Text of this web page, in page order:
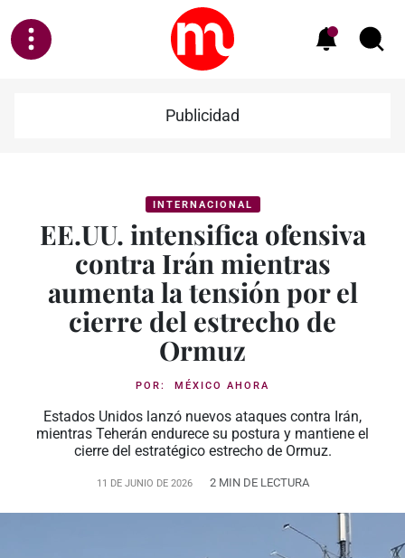
Publicidad
INTERNACIONAL
EE.UU. intensifica ofensiva
contra Irán mientras
aumenta la tensión por el
cierre del estrecho de
Ormuz
POR: MÉXICO AHORA
Estados Unidos lanzó nuevos ataques contra Irán,
mientras Teherán endurece su postura y mantiene el
cierre del estratégico estrecho de Ormuz.
11 DE JUNIO DE 2026 2 MIN DE LECTURA